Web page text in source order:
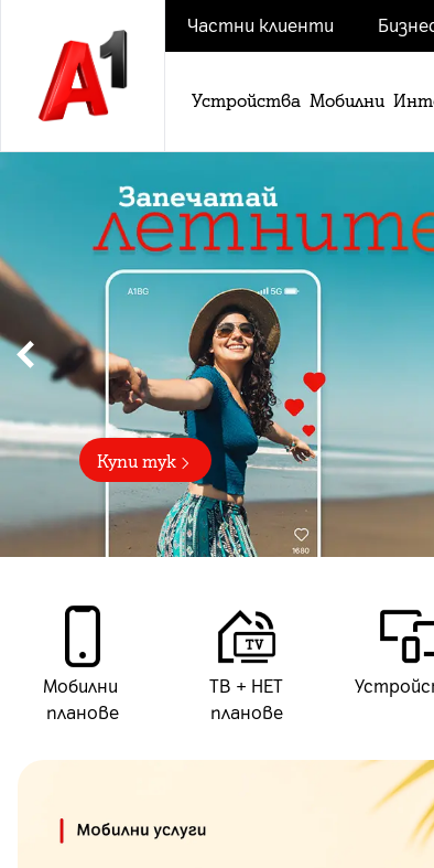
Частни клиенти
Устройства Мобилни
Купи тук
Мобилни
планове
ТВ + НЕТ
планове